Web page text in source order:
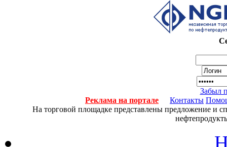
Забыл
Реклама на портале
Контакты
На торговой площадке представлены предложение и